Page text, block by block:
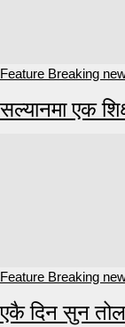
Feature Breaking
सल्यानमा एक
Feature Breaking
एकै दिन सुन